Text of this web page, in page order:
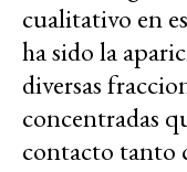
cualitativo en
ha sido la
diversas
concentradas
contacto tanto